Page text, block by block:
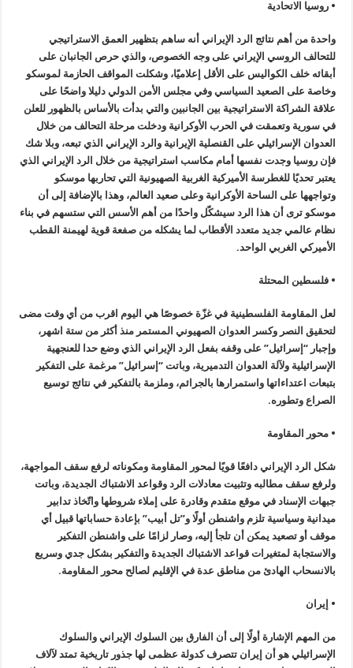
• روسيا الاتحادية
واحدة من أهم نتائج الرد الإيراني أنه ساهم بتظهير العمق الاستراتيجي
للتحالف الروسي الإيراني على وجه الخصوص، والذي حرص الجانبان على
أبقائه خلف الكواليس على الأقل إعلاميًا، وشكلت المواقف الحازمة لموسكو
وخاصة على الصعيد السياسي وفي مجلس الأمن الدولي دليلا واضحًا على
علاقة الشراكة الاستراتيجية بين الجانبين والتي بدأت بالأساس بالظهور للعلن
في سورية وتعمقت في الحرب الأوكرانية ودخلت مرحلة التحالف من خلال
العدوان الإسرائيلي على القنصلية الإيرانية والرد الإيراني الذي تبعه، وبلا شك
فإن روسيا وجدت نفسها أمام مكاسب استراتيجية من خلال الرد الإيراني الذي
يعتبر تحديًا للغطرسة الأميركية الغربية الصهيونية التي تحاربها موسكو
وتواجهها على الساحة الأوكرانية وعلى صعيد العالم، وهذا بالإضافة إلى أن
موسكو ترى أن هذا الرد سيشكّل واحدًا من أهم الأسس التي ستسهم في بناء
نظام عالمي جديد متعدد الأقطاب لما يشكله من صفعة قوية لهيمنة القطب
الأميركي الغربي الواحد.
• فلسطين المحتلة
لعل المقاومة الفلسطينية في غزّة خصوصًا هي اليوم اقرب من أي وقت مضى
لتحقيق النصر وكسر العدوان الصهيوني المستمر منذ أكثر من ستة اشهر،
وإجبار “إسرائيل” على وقفه بفعل الرد الإيراني الذي وضع حدا للعنجهية
الإسرائيلية ولآلة العدوان التدميرية، وباتت “إسرائيل” مرغمة على التفكير
بتبعات اعتداءاتها واستمرارها بالجرائم، وملزمة بالتفكير في نتائج توسيع
الصراع وتطوره.
• محور المقاومة
شكل الرد الإيراني دافعًا قويًا لمحور المقاومة ومكوناته لرفع سقف المواجهة،
ولرفع سقف مطالبه وتثبيت معادلات الرد وقواعد الاشتباك الجديدة، وباتت
جبهات الإسناد في موقع متقدم وقادرة على إملاء شروطها واتّخاذ تدابير
ميدانية وسياسية تلزم واشنطن أولًا و”تل أبيب” بإعادة حساباتها قبيل أي
موقف أو تصعيد يمكن أن تلجأ إليه، وصار لزامًا على واشنطن التفكير
والاستجابة لمتغيرات قواعد الاشتباك الجديدة والتفكير بشكل جدي وسريع
بالانسحاب الهادئ من مناطق عدة في الإقليم لصالح محور المقاومة.
• إيران
من المهم الإشارة أولًا إلى أن الفارق بين السلوك الإيراني والسلوك
الإسرائيلي هو أن إيران تتصرف كدولة عظمى لها جذور تاريخية تمتد لآلاف